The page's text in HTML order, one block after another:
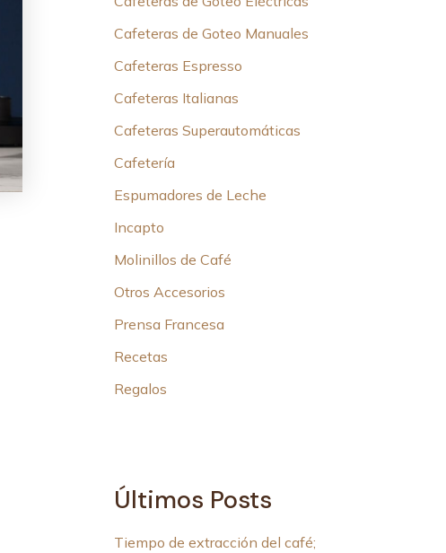
Cafeteras de Goteo Manuales
Cafeteras Espresso
Cafeteras Italianas
Cafeteras Superautomáticas
Cafetería
Espumadores de Leche
Incapto
Molinillos de Café
Otros Accesorios
Prensa Francesa
Recetas
Regalos
Últimos Posts
Tiempo de extracción del café;